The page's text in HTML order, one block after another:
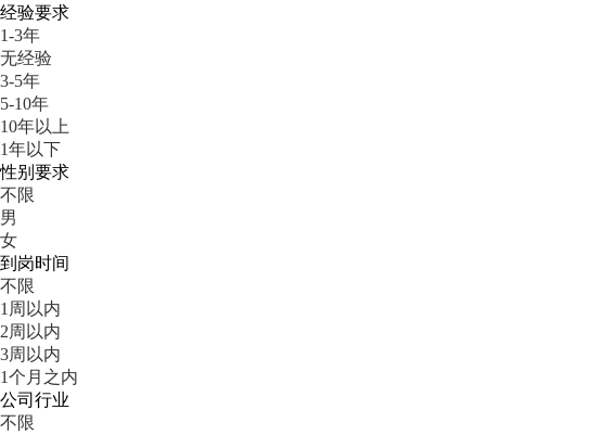
经验要求
1-3年
无经验
3-5年
5-10年
10年以上
1年以下
性别要求
不限
男
女
到岗时间
不限
1周以内
2周以内
3周以内
1个月之内
公司行业
不限